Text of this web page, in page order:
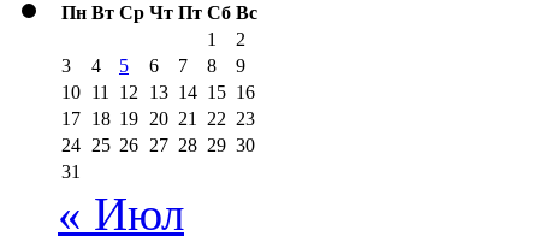
Пн Вт Ср Чт Пт Сб Вс
1
2
3
4 5 6 7 8
9
10 11 12 13 14 15 16
17 18 19 20 21 22 23
24 25 26 27 28 29 30
31
« Июл